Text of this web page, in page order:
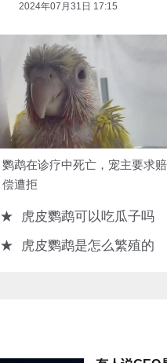
2024年07月31日 17:15
鹦鹉在诊疗中死亡，宠主要求赔
偿遭拒
★ 虎皮鹦鹉可以吃瓜子吗
★
虎皮鹦鹉是怎么繁殖的